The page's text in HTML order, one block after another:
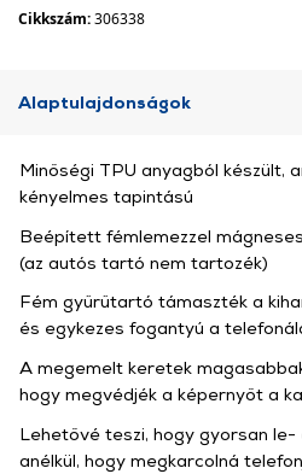
Cikkszám:306338
Alaptulajdonságok
Minőségi TPU anyagból készült,
kényelmes tapintású
Beépített fémlemezzel
(az autós tartó nem tartozék)
Fém gyűrűtartó támaszték a
és egykezes fogantyú a
A megemelt keretek
hogy megvédjék a képernyőt a
Lehetővé teszi, hogy gyorsan
anélkül, hogy megkarcolná